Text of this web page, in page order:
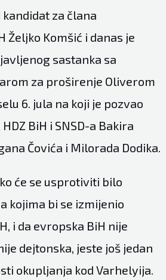
za člana
Željko Komšić i danas je
sastanka sa
za proširenje Oliverom
6. jula na koji je pozvao
BiH i SNSD-a Bakira
Čovića i Milorada Dodika.
će se usprotiviti bilo
kojima bi se izmijenio
i da evropska BiH nije
dejtonska, jeste još jedan
okupljanja kod Varhelyija.